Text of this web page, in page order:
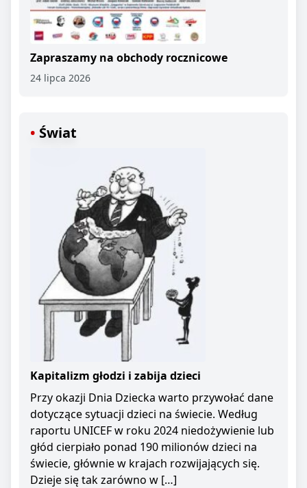
Zapraszamy na obchody rocznicowe
24 lipca 2026
Świat
Kapitalizm głodzi i zabija dzieci
Przy okazji Dnia Dziecka warto przywołać dane
dotyczące sytuacji dzieci na świecie. Według
raportu UNICEF w roku 2024 niedożywienie lub
głód cierpiało ponad 190 milionów dzieci na
świecie, głównie w krajach rozwijających się.
Dzieje się tak zarówno w […]